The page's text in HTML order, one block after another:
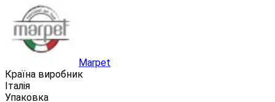
Marpet
Країна виробник
Італія
Упаковка